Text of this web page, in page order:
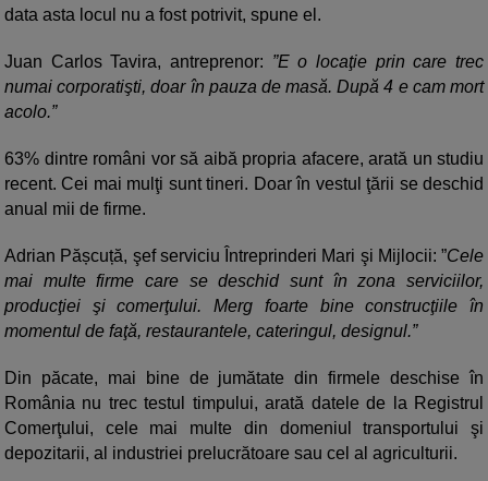
data asta locul nu a fost potrivit, spune el.
Juan Carlos Tavira, antreprenor: ”E o locaţie prin care trec
numai corporatişti, doar în pauza de masă. După 4 e cam mort
acolo.”
63% dintre români vor să aibă propria afacere, arată un studiu
recent. Cei mai mulţi sunt tineri. Doar în vestul ţării se deschid
anual mii de firme.
Adrian Pășcuță, şef serviciu Întreprinderi Mari şi Mijlocii: ”Cele
mai multe firme care se deschid sunt în zona serviciilor,
producţiei şi comerţului. Merg foarte bine construcţiile în
momentul de faţă, restaurantele, cateringul, designul.”
Din păcate, mai bine de jumătate din firmele deschise în
România nu trec testul timpului, arată datele de la Registrul
Comerţului, cele mai multe din domeniul transportului şi
depozitarii, al industriei prelucrătoare sau cel al agriculturii.